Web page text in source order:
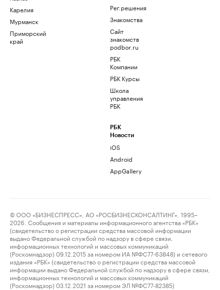
Карелия
Мурманск
Приморский
край
Рег.решения
Знакомства
Сайт
знакомств
podbor.ru
РБК
Компании
РБК Курсы
Школа
управления
РБК
РБК
Новости
iOS
Android
AppGallery
© ООО «БИЗНЕСПРЕСС», АО «РОСБИЗНЕСКОНСАЛТИНГ», 1995–
2026. Сообщения и материалы информационного агентства «РБК»
(свидетельство о регистрации средства массовой информации
выдано Федеральной службой по надзору в сфере связи,
информационных технологий и массовых коммуникаций
(Роскомнадзор) 09.12.2015 за номером ИА №ФС77-63848) и сетевого
издания «РБК» (свидетельство о регистрации средства массовой
информации выдано Федеральной службой по надзору в сфере связи,
информационных технологий и массовых коммуникаций
(Роскомнадзор) 03.12.2021 за номером ЭЛ №ФС77-82385)